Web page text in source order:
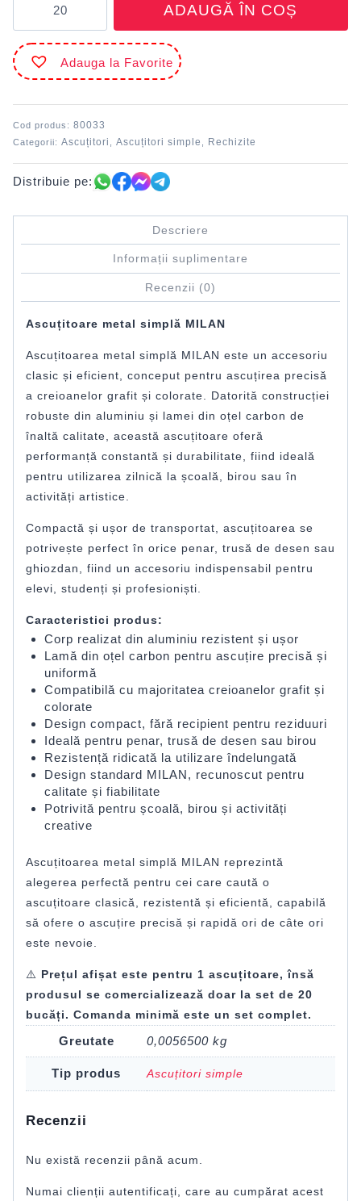
Ascuțitoare
metal
simplă
MILAN
ADAUGĂ ÎN COȘ
Adauga la Favorite
Cod produs: 80033
Categorii: Ascuțitori Ascuțitori simple Rechizite
Distribuie pe:
Descriere
Informații suplimentare
Recenzii (0)
Ascuțitoare metal simplă MILAN
Ascuțitoarea metal simplă MILAN este un accesoriu
clasic și eficient, conceput pentru ascuțirea precisă
a creioanelor grafit și colorate. Datorită construcției
robuste din aluminiu și lamei din oțel carbon de
înaltă calitate, această ascuțitoare oferă
performanță constantă și durabilitate, fiind ideală
pentru utilizarea zilnică la școală, birou sau în
activități artistice.
Compactă și ușor de transportat, ascuțitoarea se
potrivește perfect în orice penar, trusă de desen sau
ghiozdan, fiind un accesoriu indispensabil pentru
elevi, studenți și profesioniști.
Caracteristici produs:
Corp realizat din aluminiu rezistent și ușor
Lamă din oțel carbon pentru ascuțire precisă și
uniformă
Compatibilă cu majoritatea creioanelor grafit și
colorate
Design compact, fără recipient pentru reziduuri
Ideală pentru penar, trusă de desen sau birou
Rezistență ridicată la utilizare îndelungată
Design standard MILAN, recunoscut pentru
calitate și fiabilitate
Potrivită pentru școală, birou și activități
creative
Ascuțitoarea metal simplă MILAN reprezintă
alegerea perfectă pentru cei care caută o
ascuțitoare clasică, rezistentă și eficientă, capabilă
să ofere o ascuțire precisă și rapidă ori de câte ori
este nevoie.
⚠️ Prețul afișat este pentru 1 ascuțitoare, însă
produsul se comercializează doar la set de 20
bucăți. Comanda minimă este un set complet.
Greutate 0,0056500 kg
Tip produs Ascuțitori simple
Recenzii
Nu există recenzii până acum.
Numai clienții autentificați, care au cumpărat acest